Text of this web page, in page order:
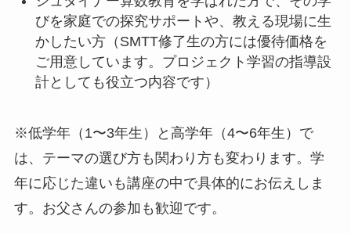
びを家庭での探究サポートや、教える現場に生
かしたい方（SMTT修了生の方には優待価格を
ご用意しています。プロジェクト学習の指導設
計としても役立つ内容です）
※低学年（1〜3年生）と高学年（4〜6年生）で
は、テーマの選び方も関わり方も変わります。学
年に応じた違いも講座の中で具体的にお伝えしま
す。お父さんの参加も歓迎です。